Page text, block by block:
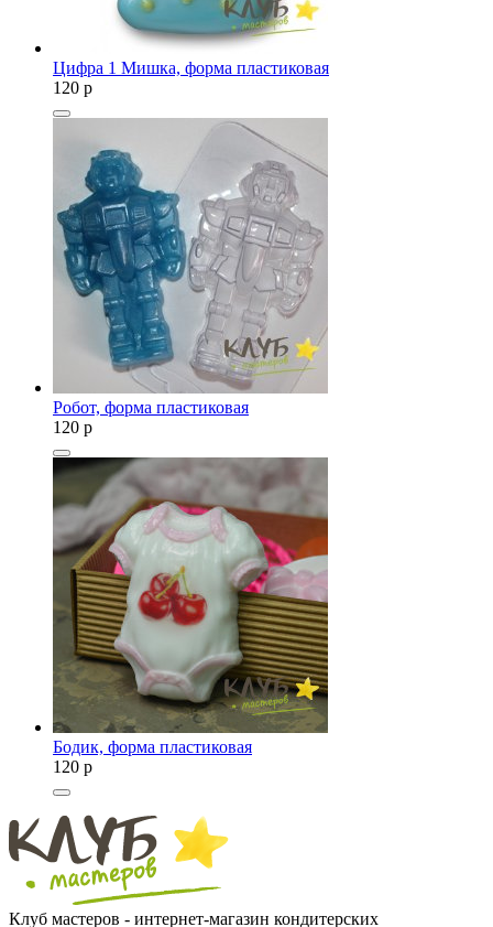
Цифра 1 Мишка, форма пластиковая
120 p
Робот, форма пластиковая
120 p
Бодик, форма пластиковая
120 p
Клуб мастеров - интернет-магазин кондитерских